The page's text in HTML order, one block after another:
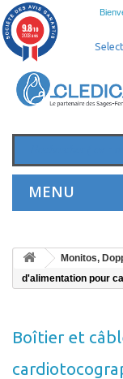
MENU
Monitos,
d'alimentation pour
Boîtier et
9.8/10
2033 avis